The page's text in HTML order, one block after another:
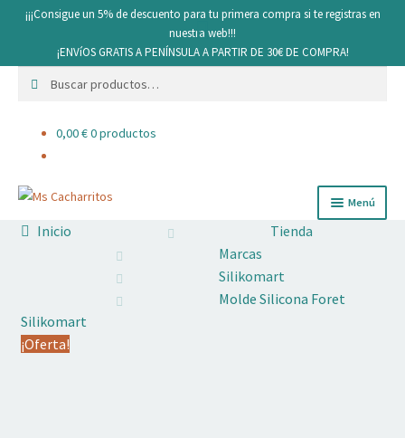
¡¡¡Consigue un 5% de descuento para tu primera compra si te registras en
nuestra web!!!
¡ENVíOS GRATIS A PENÍNSULA A PARTIR DE 30€ DE COMPRA!
Buscar
0,00€0 productos
Ir
la
Ir
contenido
Menú
Cacharritos y Utensilios
Ingredientes
Inicio
Tienda
Marcas
Silikomart
Molde Silicona Foret
Silikomart
¡Oferta!